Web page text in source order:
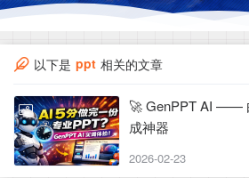
以下是 ppt 相关的文章
🚀 GenPPT AI ——
成神器
2026-02-23